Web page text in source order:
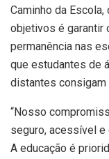
Caminho da
objetivos é garantir
permanência nas
que estudantes de
distantes consigam
“Nosso
seguro, acessível
A educação é